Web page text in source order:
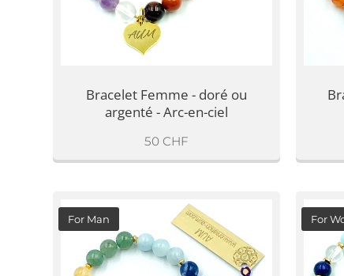
Bracelet Femme - doré ou
argenté - Arc-en-ciel
50CHF
For Man For